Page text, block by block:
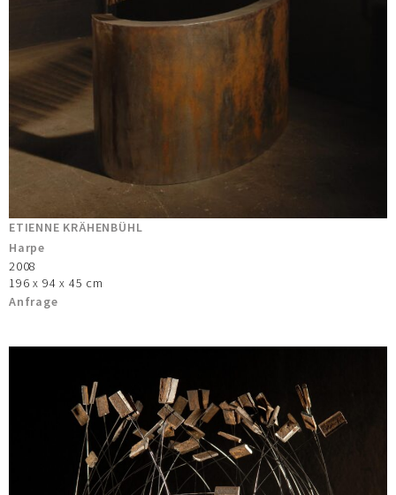
ETIENNE KRÄHENBÜHL
Harpe
2008
196 x 94 x 45 cm
Anfrage